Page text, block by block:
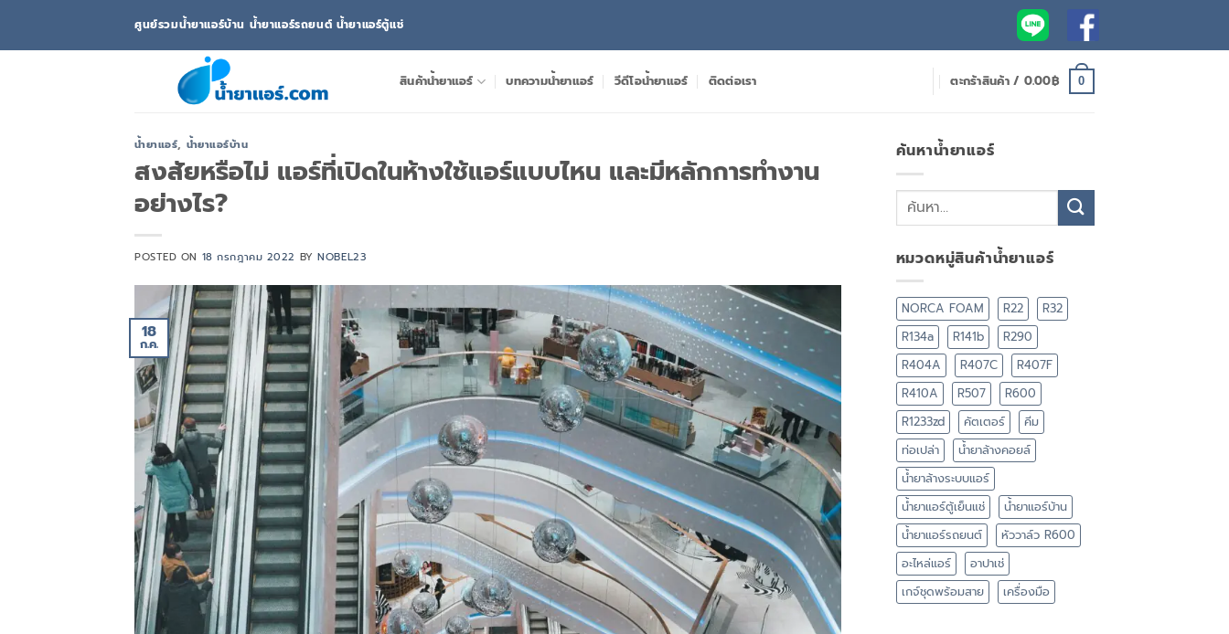
ยัง
ศูนย์รวมน้ำยาแอร์บ้าน น้ำยาแอร์รถยนต์ น้ำยาแอร์ตู้แช่
สินค้าน้ำยาแอร์ บทความน้ำยาแอร์ วีดีโอน้ำยาแอร์ ติดต่อเรา ตะกร้าสินค้า / 0.00฿ 0
น้ำยาแอร์, น้ำยาแอร์บ้าน
สงสัยหรือไม่ แอร์ที่เปิดในห้างใช้แอร์แบบไหน และมีหลักการทำงาน
อย่างไร?
POSTED ON 18 กรกฎาคม 2022 BYNOBEL23
18
ก.ค.
ค้นหาน้ำยาแอร์
หมวดหมู่สินค้าน้ำยาแอร์
NORCA FOAM R22
R32
R134a
R141b
R290
R404A
R407C
R407F
R410A
R507
R600
R1233zd
คัตเตอร์
คีม
ท่อเปล่า
น้ำยาล้างคอยล์
น้ำยาล้างระบบแอร์
น้ำยาแอร์ตู้เย็นแช่
น้ำยาแอร์บ้าน
น้ำยาแอร์รถยนต์
หัววาล์ว R600
อะไหล่แอร์
อาปาเช่
เกจ์ชุดพร้อมสาย
เครื่องมือ